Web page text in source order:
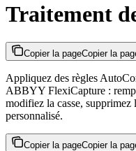
Traitement
Copier la pageCopier la
Appliquez des règles
ABBYY FlexiCapture :
modifiez la casse, supprimez
personnalisé.
Copier la pageCopier la